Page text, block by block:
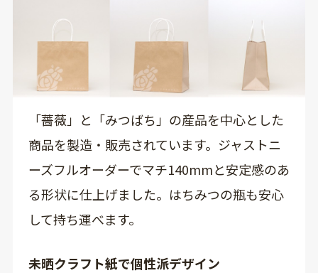
「薔薇」と「みつばち」の産品を中心とした
商品を製造・販売されています。ジャストニ
ーズフルオーダーでマチ140mmと安定感のあ
る形状に仕上げました。はちみつの瓶も安心
して持ち運べます。
未晒クラフト紙で個性派デザイン